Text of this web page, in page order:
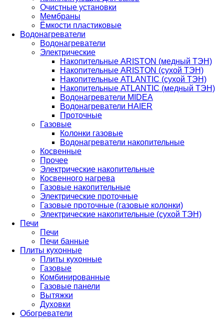
Очистные установки
Мембраны
Ёмкости пластиковые
Водонагреватели
Водонагреватели
Электрические
Накопительные ARISTON (медный ТЭН)
Накопительные ARISTON (сухой ТЭН)
Накопительные ATLANTIC (сухой ТЭН)
Накопительные ATLANTIC (медный ТЭН)
Водонагреватели MIDEA
Водонагреватели HAIER
Проточные
Газовые
Колонки газовые
Водонагреватели накопительные
Косвенные
Прочее
Электрические накопительные
Косвенного нагрева
Газовые накопительные
Электрические проточные
Газовые проточные (газовые колонки)
Электрические накопительные (сухой ТЭН)
Печи
Печи
Печи банные
Плиты кухонные
Плиты кухонные
Газовые
Комбинированные
Газовые панели
Вытяжки
Духовки
Обогреватели